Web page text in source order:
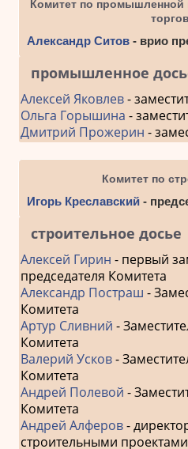
Комитет по промышленной
Александр Ситов- врио
промышленное
Алексей Яковлев-
Ольга Горышина -
Дмитрий Прожерин -
Комитет по
Игорь Креславский -
строительное досье
Алексей Гирин - первый
председателя Комитета
Александр Постраш -
Комитета
Артур Сливний -
Комитета
Валерий Усков-
Комитета
Андрей Полевой -
Комитета
Андрей Алферов-
строительными